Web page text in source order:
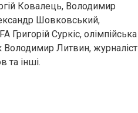
Ковалець, Володимир
Шовковський,
Григорій Суркіс, олімпійська
Володимир Литвин, журналіст
та інші.